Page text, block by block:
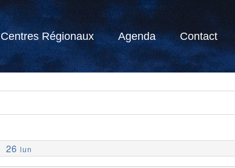
Centres Régionaux Agenda Contact
26 lun